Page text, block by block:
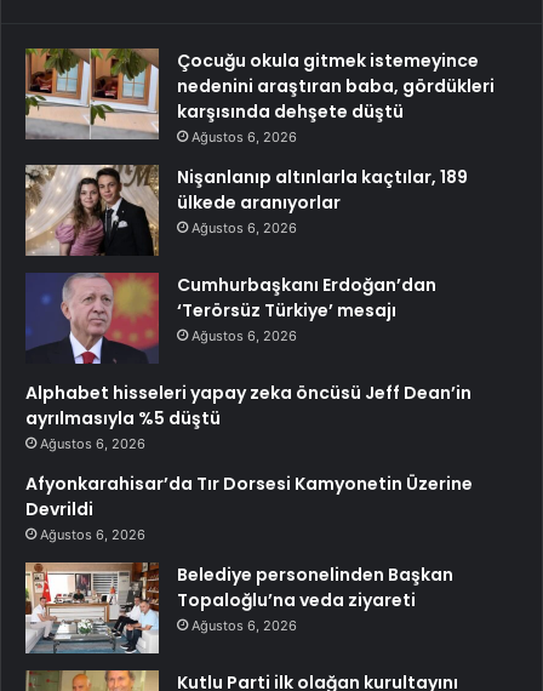
Çocuğu okula gitmek istemeyince
nedenini araştıran baba, gördükleri
karşısında dehşete düştü
Ağustos 6, 2026
Nişanlanıp altınlarla kaçtılar, 189
ülkede aranıyorlar
Ağustos 6, 2026
Cumhurbaşkanı Erdoğan’dan
‘Terörsüz Türkiye’ mesajı
Ağustos 6, 2026
Alphabet hisseleri yapay zeka öncüsü Jeff Dean’in
ayrılmasıyla %5 düştü
Ağustos 6, 2026
Afyonkarahisar’da Tır Dorsesi Kamyonetin Üzerine
Devrildi
Ağustos 6, 2026
Belediye personelinden Başkan
Topaloğlu’na veda ziyareti
Ağustos 6, 2026
Kutlu Parti ilk olağan kurultayını